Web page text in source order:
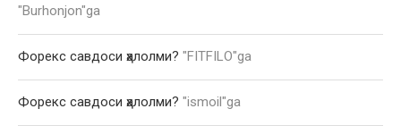
"Burhonjon"ga
Форекс савдоси ҳалолми? "FITFILO"ga
Форекс савдоси ҳалолми? "ismoil"ga